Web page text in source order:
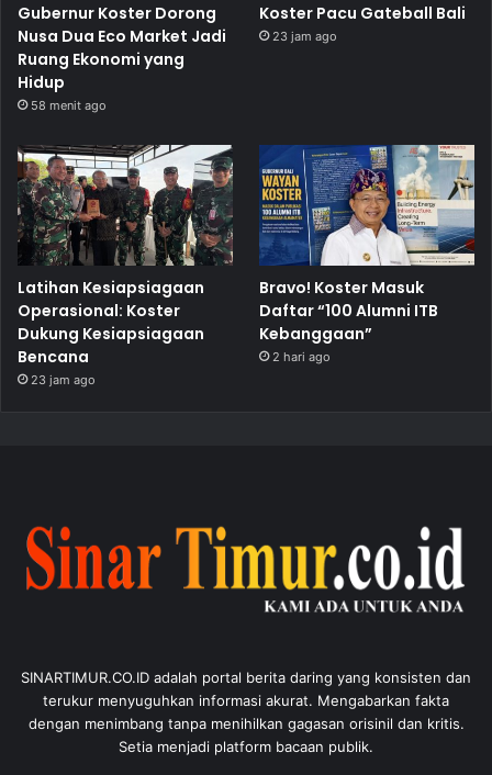
Gubernur Koster Dorong
Nusa Dua Eco Market Jadi
Ruang Ekonomi yang
Hidup
58 menit ago
Koster Pacu Gateball Bali
23 jam ago
Latihan Kesiapsiagaan
Operasional: Koster
Dukung Kesiapsiagaan
Bencana
23 jam ago
Bravo! Koster Masuk
Daftar “100 Alumni ITB
Kebanggaan”
2 hari ago
SINARTIMUR.CO.ID adalah portal berita daring yang konsisten dan
terukur menyuguhkan informasi akurat. Mengabarkan fakta
dengan menimbang tanpa menihilkan gagasan orisinil dan kritis.
Setia menjadi platform bacaan publik.